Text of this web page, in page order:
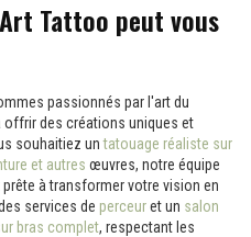
Tattoo peut vous
passionnés par l'art du
des créations uniques et
souhaitiez untatouage réaliste sur
et autres œuvres, notre équipe
à transformer votre vision en
services de perceuret un salon
bras complet, respectant les